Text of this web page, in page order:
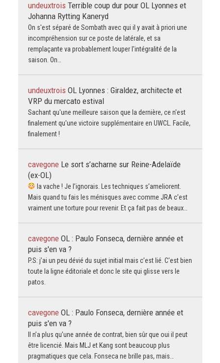
undeuxtrois Terrible coup dur pour OL Lyonnes et
Johanna Rytting Kaneryd
On s'est séparé de Sombath avec qui il y avait à priori une
incompréhension sur ce poste de latérale, et sa
remplaçante va probablement louper l'intégralité de la
saison. On…
undeuxtrois OL Lyonnes : Giraldez, architecte et
VRP du mercato estival
Sachant qu'une meilleure saison que la dernière, ce n'est
finalement qu'une victoire supplémentaire en UWCL. Facile,
finalement !
cavegone Le sort s’acharne sur Reine-Adelaïde
(ex-OL)
la vache ! Je l’ignorais. Les techniques s’ameliorent.
Mais quand tu fais les ménisques avec comme JRA c’est
vraiment une torture pour revenir. Et ça fait pas de beaux…
cavegone OL : Paulo Fonseca, dernière année et
puis s'en va ?
P.S: j’ai un peu dévié du sujet initial mais c’est lié. C’est bien
toute la ligne éditoriale et donc le site qui glisse vers le
patos.
cavegone OL : Paulo Fonseca, dernière année et
puis s'en va ?
Il n’a plus qu’une année de contrat, bien sûr que oui il peut
être licencié. Mais MLJ et Kang sont beaucoup plus
pragmatiques que cela. Fonseca ne brille pas, mais…